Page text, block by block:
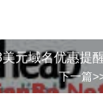
元域名优惠提
下一篇